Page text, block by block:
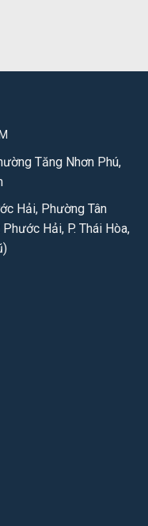
Tăng Nhơn Phú,
Hải, Phường Tân
Phước Hải, P. Thái Hòa,